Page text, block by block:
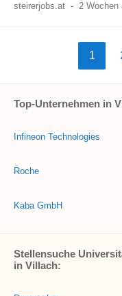
steirerjobs.at - 2 Wochen
1
Top-Unternehmen in
Infineon Technologies
Roche
Kaba GmbH
Stellensuche
in Villach: